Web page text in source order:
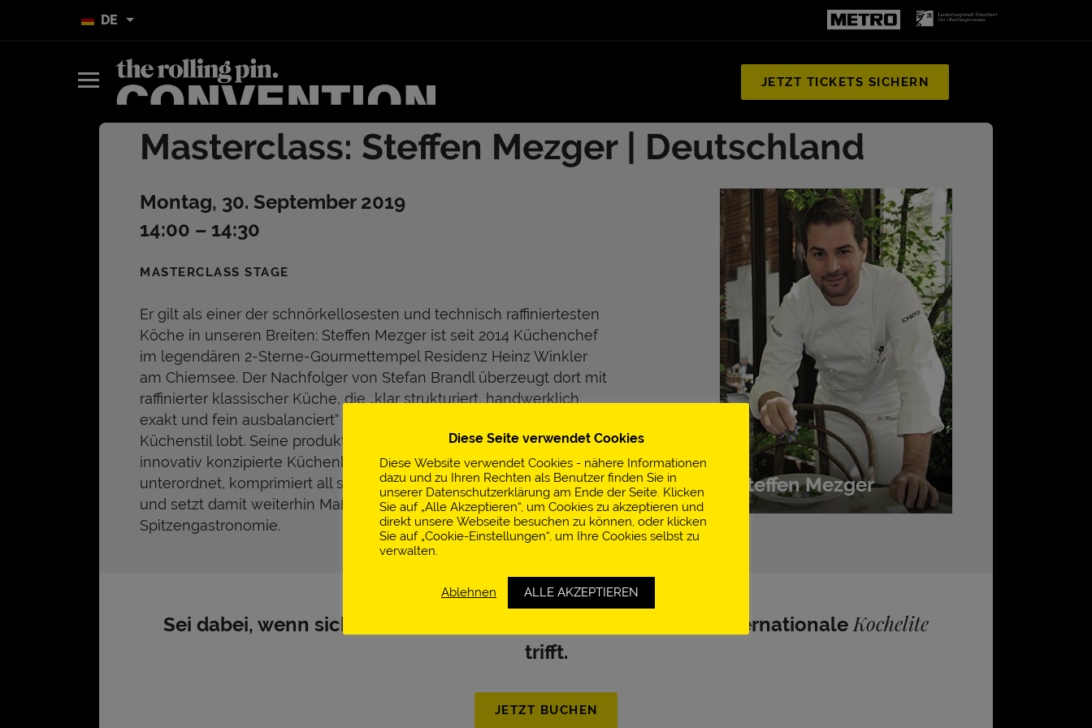
DE
JETZT TICKETS SICHERN
Masterclass: Steffen Mezger | Deutschland
Steffen Mezger
Montag, 30. September 2019
14:00 – 14:30
MASTERCLASS STAGE
Er gilt als einer der schnörkellosesten und technisch raffiniertesten
Köche in unseren Breiten: Steffen Mezger ist seit 2014 Küchenchef
im legendären 2-Sterne-Gourmettempel Residenz Heinz Winkler
am Chiemsee. Der Nachfolger von Stefan Brandl überzeugt dort mit
raffinierter klassischer Küche, die „klar strukturiert, handwerklich
exakt und fein ausbalanciert“ ist, wie der Guide Michelin Mezgers
Küchenstil lobt. Seine produktorientierte, klassisch und dennoch
innovativ konzipierte Küchenkunst, die sich keinen Trends
unterordnet, komprimiert all seine prestigeträchtigen Erfahrungen –
und setzt damit weiterhin Maßstäbe in der deutschen
Spitzengastronomie.
Sei dabei, wenn sich am 2019 die internationaleKochelite
trifft.
JETZT BUCHEN
Diese Seite verwendet Cookies
Diese Website verwendet Cookies - nähere Informationen
dazu und zu Ihren Rechten als Benutzer finden Sie in
unserer Datenschutzerklärung am Ende der Seite. Klicken
Sie auf „Alle Akzeptieren“, um Cookies zu akzeptieren und
direkt unsere Webseite besuchen zu können, oder klicken
Sie auf „Cookie-Einstellungen“, um Ihre Cookies selbst zu
verwalten.
Ablehnen ALLE AKZEPTIEREN